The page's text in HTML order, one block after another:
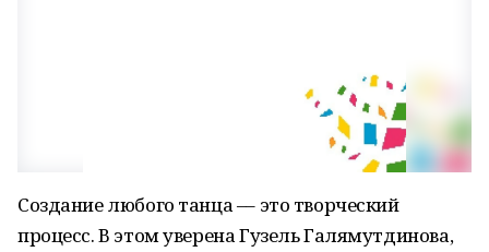
Создание любого танца –– это творческий
процесс. В этом уверена Гузель Галямутдинова,